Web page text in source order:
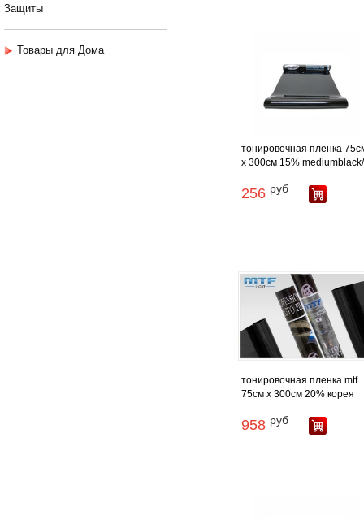
Защиты
Товары для Дома
тонировочная пленка
х 300см 15%
256 руб
тонировочная пленка mtf
75см х 300см 20% корея
958 руб